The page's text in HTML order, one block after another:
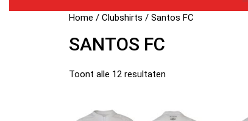
Home /Clubshirts / Santos FC
SANTOS FC
Toont alle 12 resultaten